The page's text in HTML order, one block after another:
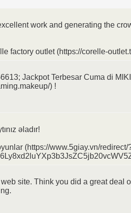
work and generating the
factory outlet (https://corelle-
Jackpot Terbesar Cuma di
) !
əladır!
(https://www.5giay.vn/redirect/
site. Think you did a great deal